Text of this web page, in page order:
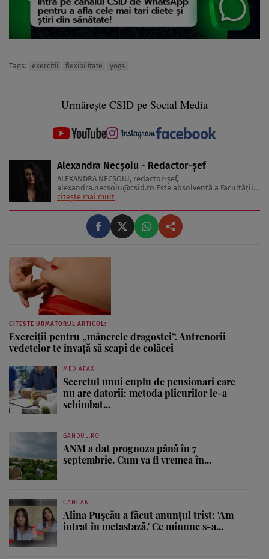
Tags: exercitii flexibilitate yoga
Urmărește CSID pe Social Media
Alexandra Necșoiu - Redactor-șef
ALEXANDRA NECŞOIU, redactor-șef,
alexandra.necsoiu@csid.ro Este absolventă a Facultăţii
de Jurnalism şi Ştiinţele Comunicării şi deţine o diplomă
Iubeşte să scrie şi nu se vede făcând altceva, acesta fiind
visul ei încă de pe ...
citește mai mult
CITESTE URMATORUL ARTICOL:
Exerciţii pentru „mânerele dragostei”. Antrenorii
vedetelor te învaţă să scapi de colăcei
MEDIAFAX
Secretul unui cuplu de pensionari care
nu are datorii: metoda plicurilor le-a
schimbat...
GANDUL.RO
ANM a dat prognoza până în 7
septembrie. Cum va fi vremea în...
CANCAN
Alina Pușcău a făcut anunțul trist: 'Am
intrat în metastază.' Ce minune s-a...